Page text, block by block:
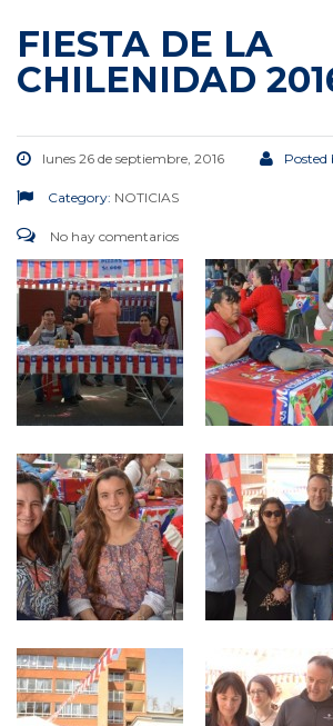
FIESTA DE LA
CHILENIDAD
lunes 26 de septiembre, 2016 Posted
Category: NOTICIAS
No hay comentarios